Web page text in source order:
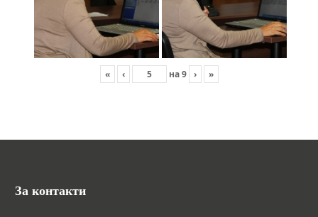
« ‹ на9 › »
За контакти